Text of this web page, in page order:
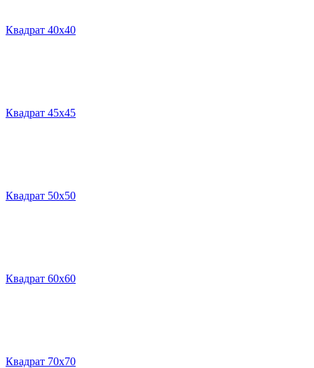
Квадрат 40х40
Квадрат 45х45
Квадрат 50х50
Квадрат 60х60
Квадрат 70х70